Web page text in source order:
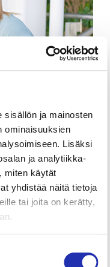
sisällön ja mainosten
ominaisuuksien
Lisäksi
ja analytiikka-
miten käytät
yhdistää näitä tietoja
tai joita on kerätty,